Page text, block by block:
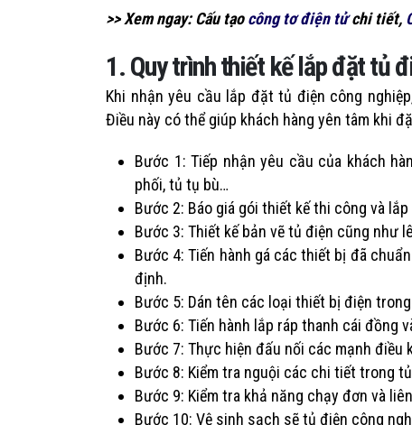
>> Xem ngay: Cấu tạocông tơ điện tửchi tiết,
1. Quy trình thiết kế lắp đặt tủ
Khi nhận yêu cầu lắp đặt tủ điện công
Điều này có thể giúp khách hàng yên tâm khi
Bước 1: Tiếp nhận yêu cầu của khách
phối, tủ tụ bù…
Bước 2: Báo giá gói thiết kế thi công và
Bước 3: Thiết kế bản vẽ tủ điện cũng như
Bước 4: Tiến hành gá các thiết bị đã
định.
Bước 5: Dán tên các loại thiết bị điện
Bước 6: Tiến hành lắp ráp thanh cái
Bước 7: Thực hiện đấu nối các mạnh điều
Bước 8: Kiểm tra nguội các chi tiết trong
Bước 9: Kiểm tra khả năng chạy đơn và
Bước 10: Vệ sinh sạch sẽ tủ điện công